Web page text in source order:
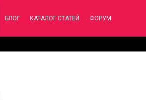
БЛОГ КАТАЛОГ СТАТЕЙ ФОРУМ